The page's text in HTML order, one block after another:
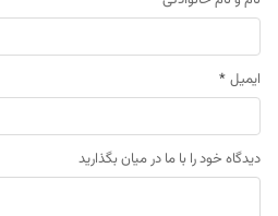
ایمیل *
دیدگاه خود را با ما در میان بگذارید